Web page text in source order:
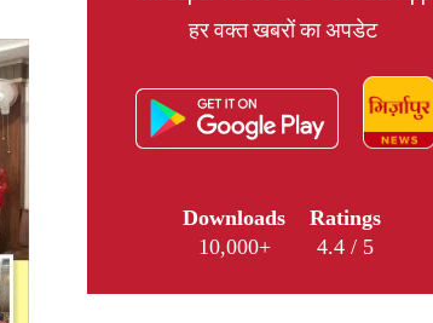
हर वक्त खबरों का अपडेट
Downloads
10,000+
Ratings
4.4 / 5